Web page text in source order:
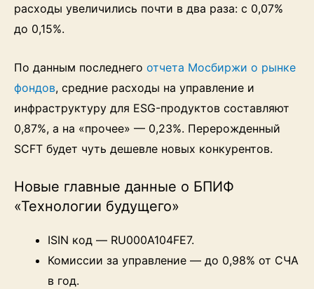
расходы увеличились почти в два раза: с 0,07%
до 0,15%.
По данным последнего отчета Мосбиржи о рынке
фондов, средние расходы на управление и
инфраструктуру для ESG-продуктов составляют
0,87%, а на «прочее» — 0,23%. Перерожденный
SCFT будет чуть дешевле новых конкурентов.
Новые главные данные о БПИФ
«Технологии будущего»
ISIN код — RU000A104FE7.
Комиссии за управление — до 0,98% от СЧА
в год.